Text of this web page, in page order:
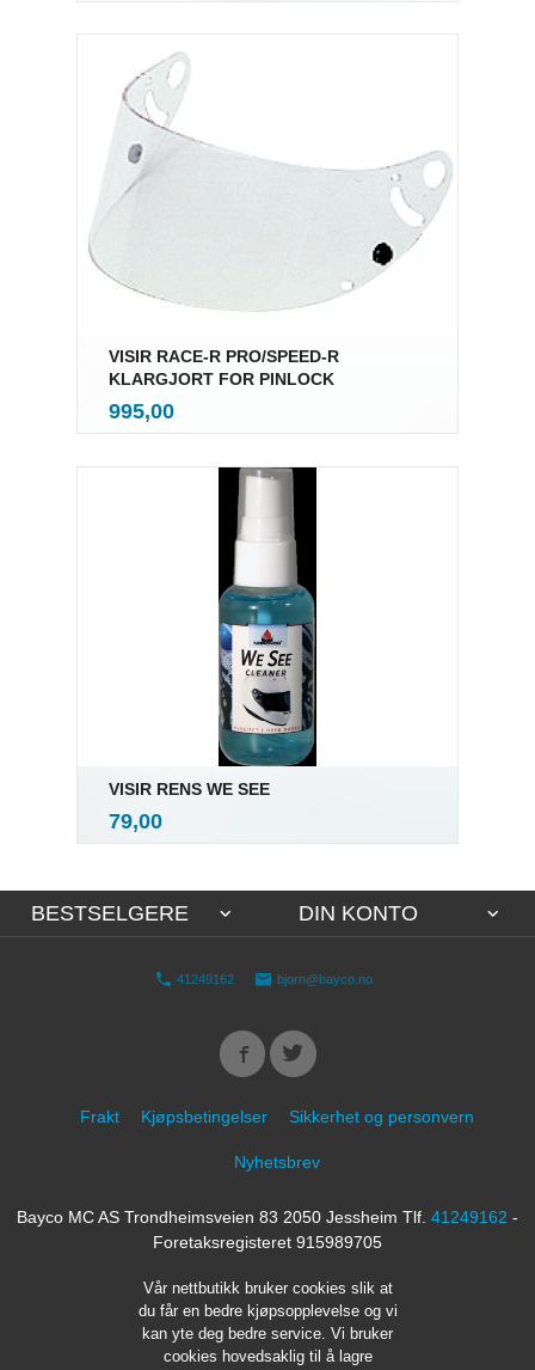
VISIR RACE-R PRO/SPEED-R
KLARGJORT FOR PINLOCK
Pris
995,00mva.
VISIR RENS WE SEE
Pris
79,00mva.
BESTSELGERE DIN KONTO
41249162 bjorn@bayco.no
Frakt Kjøpsbetingelser Sikkerhet og personvern
Nyhetsbrev
Bayco MC AS Trondheimsveien 83 2050 Jessheim Tlf. 41249162 -
Foretaksregisteret 915989705
Vår nettbutikk bruker cookies slik at
du får en bedre kjøpsopplevelse og vi
kan yte deg bedre service. Vi bruker
cookies hovedsaklig til å lagre